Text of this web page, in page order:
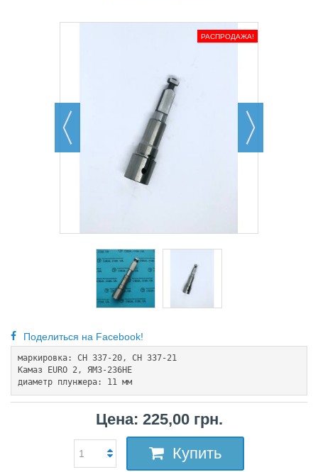
РАСПРОДАЖА!
Поделиться на Facebook!
маркировка: CH 337-20, CH 337-21
Камаз EURO 2, ЯМЗ-236НЕ
диаметр плунжера: 11 мм
Цена: 225,00 грн.
Купить